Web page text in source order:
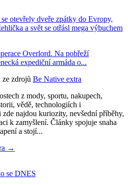
otevřely dveře zpátky do Evropy,
a svět se otřásl mega výbuchem
Overlord. Na pobřeží
expediční armáda o...
zdrojů Be Native extra
z mody, sportu, nakupech,
vědě, technologiích i
najdou kuriozity, nevšední příběhy,
k zamyšlení. Články spojuje snaha
a stojí...
→
se DNES